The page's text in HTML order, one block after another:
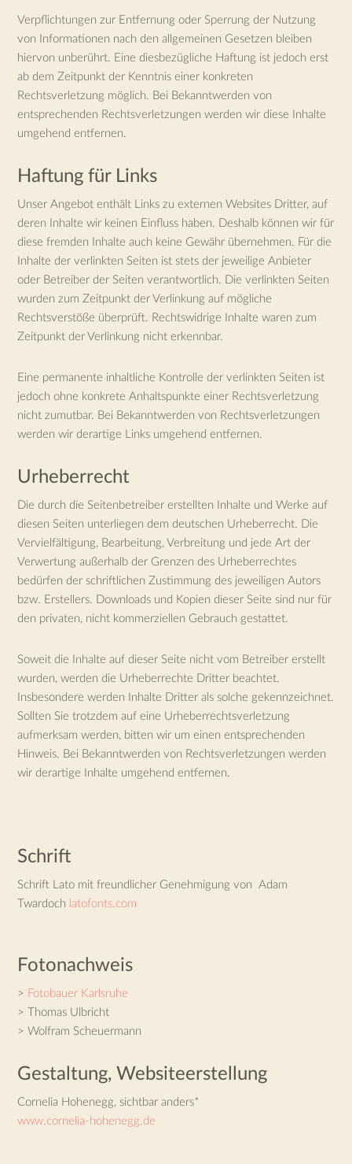
Verpflichtungen zur Entfernung oder Sperrung der Nutzung
von Informationen nach den allgemeinen Gesetzen bleiben
hiervon unberührt. Eine diesbezügliche Haftung ist jedoch erst
ab dem Zeitpunkt der Kenntnis einer konkreten
Rechtsverletzung möglich. Bei Bekanntwerden von
entsprechenden Rechtsverletzungen werden wir diese Inhalte
umgehend entfernen.
Haftung für Links
Unser Angebot enthält Links zu externen Websites Dritter, auf
deren Inhalte wir keinen Einfluss haben. Deshalb können wir für
diese fremden Inhalte auch keine Gewähr übernehmen. Für die
Inhalte der verlinkten Seiten ist stets der jeweilige Anbieter
oder Betreiber der Seiten verantwortlich. Die verlinkten Seiten
wurden zum Zeitpunkt der Verlinkung auf mögliche
Rechtsverstöße überprüft. Rechtswidrige Inhalte waren zum
Zeitpunkt der Verlinkung nicht erkennbar.
Eine permanente inhaltliche Kontrolle der verlinkten Seiten ist
jedoch ohne konkrete Anhaltspunkte einer Rechtsverletzung
nicht zumutbar. Bei Bekanntwerden von Rechtsverletzungen
werden wir derartige Links umgehend entfernen.
Urheberrecht
Die durch die Seitenbetreiber erstellten Inhalte und Werke auf
diesen Seiten unterliegen dem deutschen Urheberrecht. Die
Vervielfältigung, Bearbeitung, Verbreitung und jede Art der
Verwertung außerhalb der Grenzen des Urheberrechtes
bedürfen der schriftlichen Zustimmung des jeweiligen Autors
bzw. Erstellers. Downloads und Kopien dieser Seite sind nur für
den privaten, nicht kommerziellen Gebrauch gestattet.
Soweit die Inhalte auf dieser Seite nicht vom Betreiber erstellt
wurden, werden die Urheberrechte Dritter beachtet.
Insbesondere werden Inhalte Dritter als solche gekennzeichnet.
Sollten Sie trotzdem auf eine Urheberrechtsverletzung
aufmerksam werden, bitten wir um einen entsprechenden
Hinweis. Bei Bekanntwerden von Rechtsverletzungen werden
wir derartige Inhalte umgehend entfernen.
Schrift
Schrift Lato mit freundlicher Genehmigung von Adam
Twardoch latofonts.com
Fotonachweis
> Fotobauer Karlsruhe
> Thomas Ulbricht
> Wolfram Scheuermann
Gestaltung, Websiteerstellung
Cornelia Hohenegg, sichtbar anders*
www.cornelia-hohenegg.de